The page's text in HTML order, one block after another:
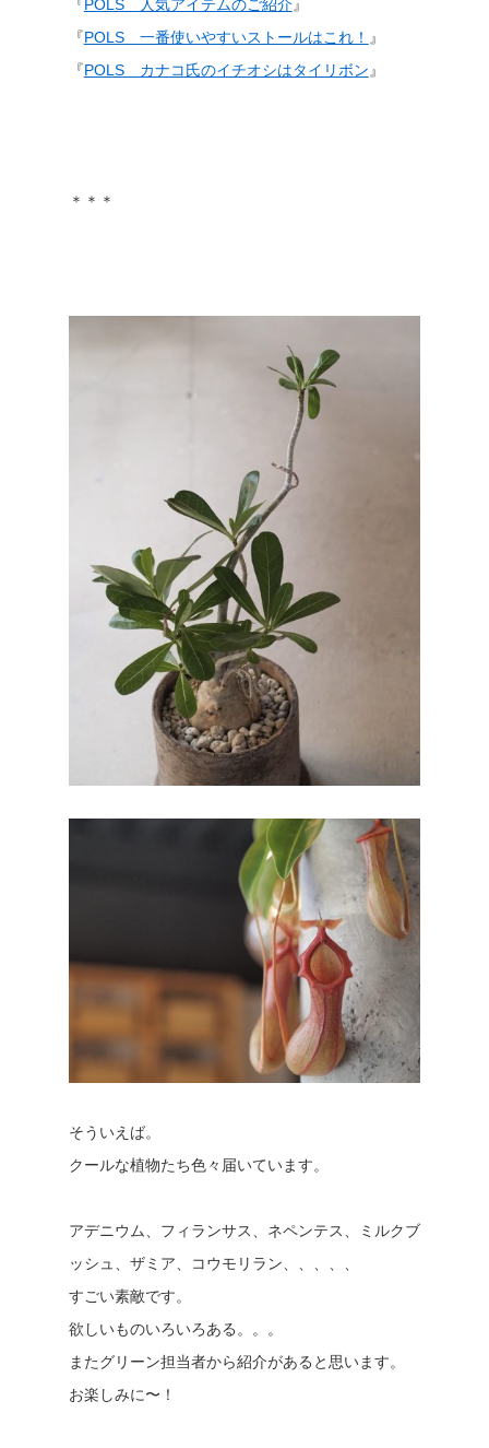
『 POLS 人気アイテムのご紹介』
『POLS 一番使いやすいストールはこれ！ 』
『POLS カナコ氏のイチオシはタイリボン 』
＊＊＊
そういえば。
クールな植物たち色々届いています。
アデニウム、フィランサス、ネペンテス、ミルクブ
ッシュ、ザミア、コウモリラン、、、、、
すごい素敵です。
欲しいものいろいろある。。。
またグリーン担当者から紹介があると思います。
お楽しみに〜！